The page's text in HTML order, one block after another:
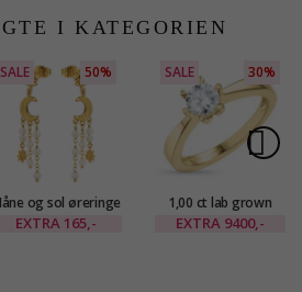
I KATEGORIEN
SALE 50%
og sol øreringe
i forgyldt messing -
EXTRA 165,-
SALE 30%
1,00 ct lab grown
diamant ring i 14
EXTRA 9400,-